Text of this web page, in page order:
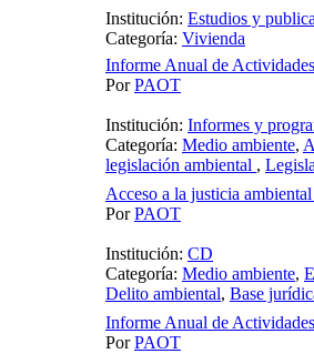
Institución: Estudios y
Categoría: Vivienda
Informe Anual de
PorPAOT
Institución: Informes y
Categoría: Medio ambiente,
legislación ambiental ,
Acceso a la justicia
PorPAOT
Institución: CD
Categoría: Medio ambiente,
Delito ambiental, Base
Informe Anual de
PorPAOT